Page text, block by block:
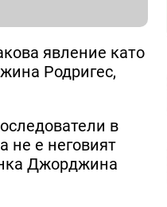
явление като
Родригес,
в
не е неговият
Джорджина